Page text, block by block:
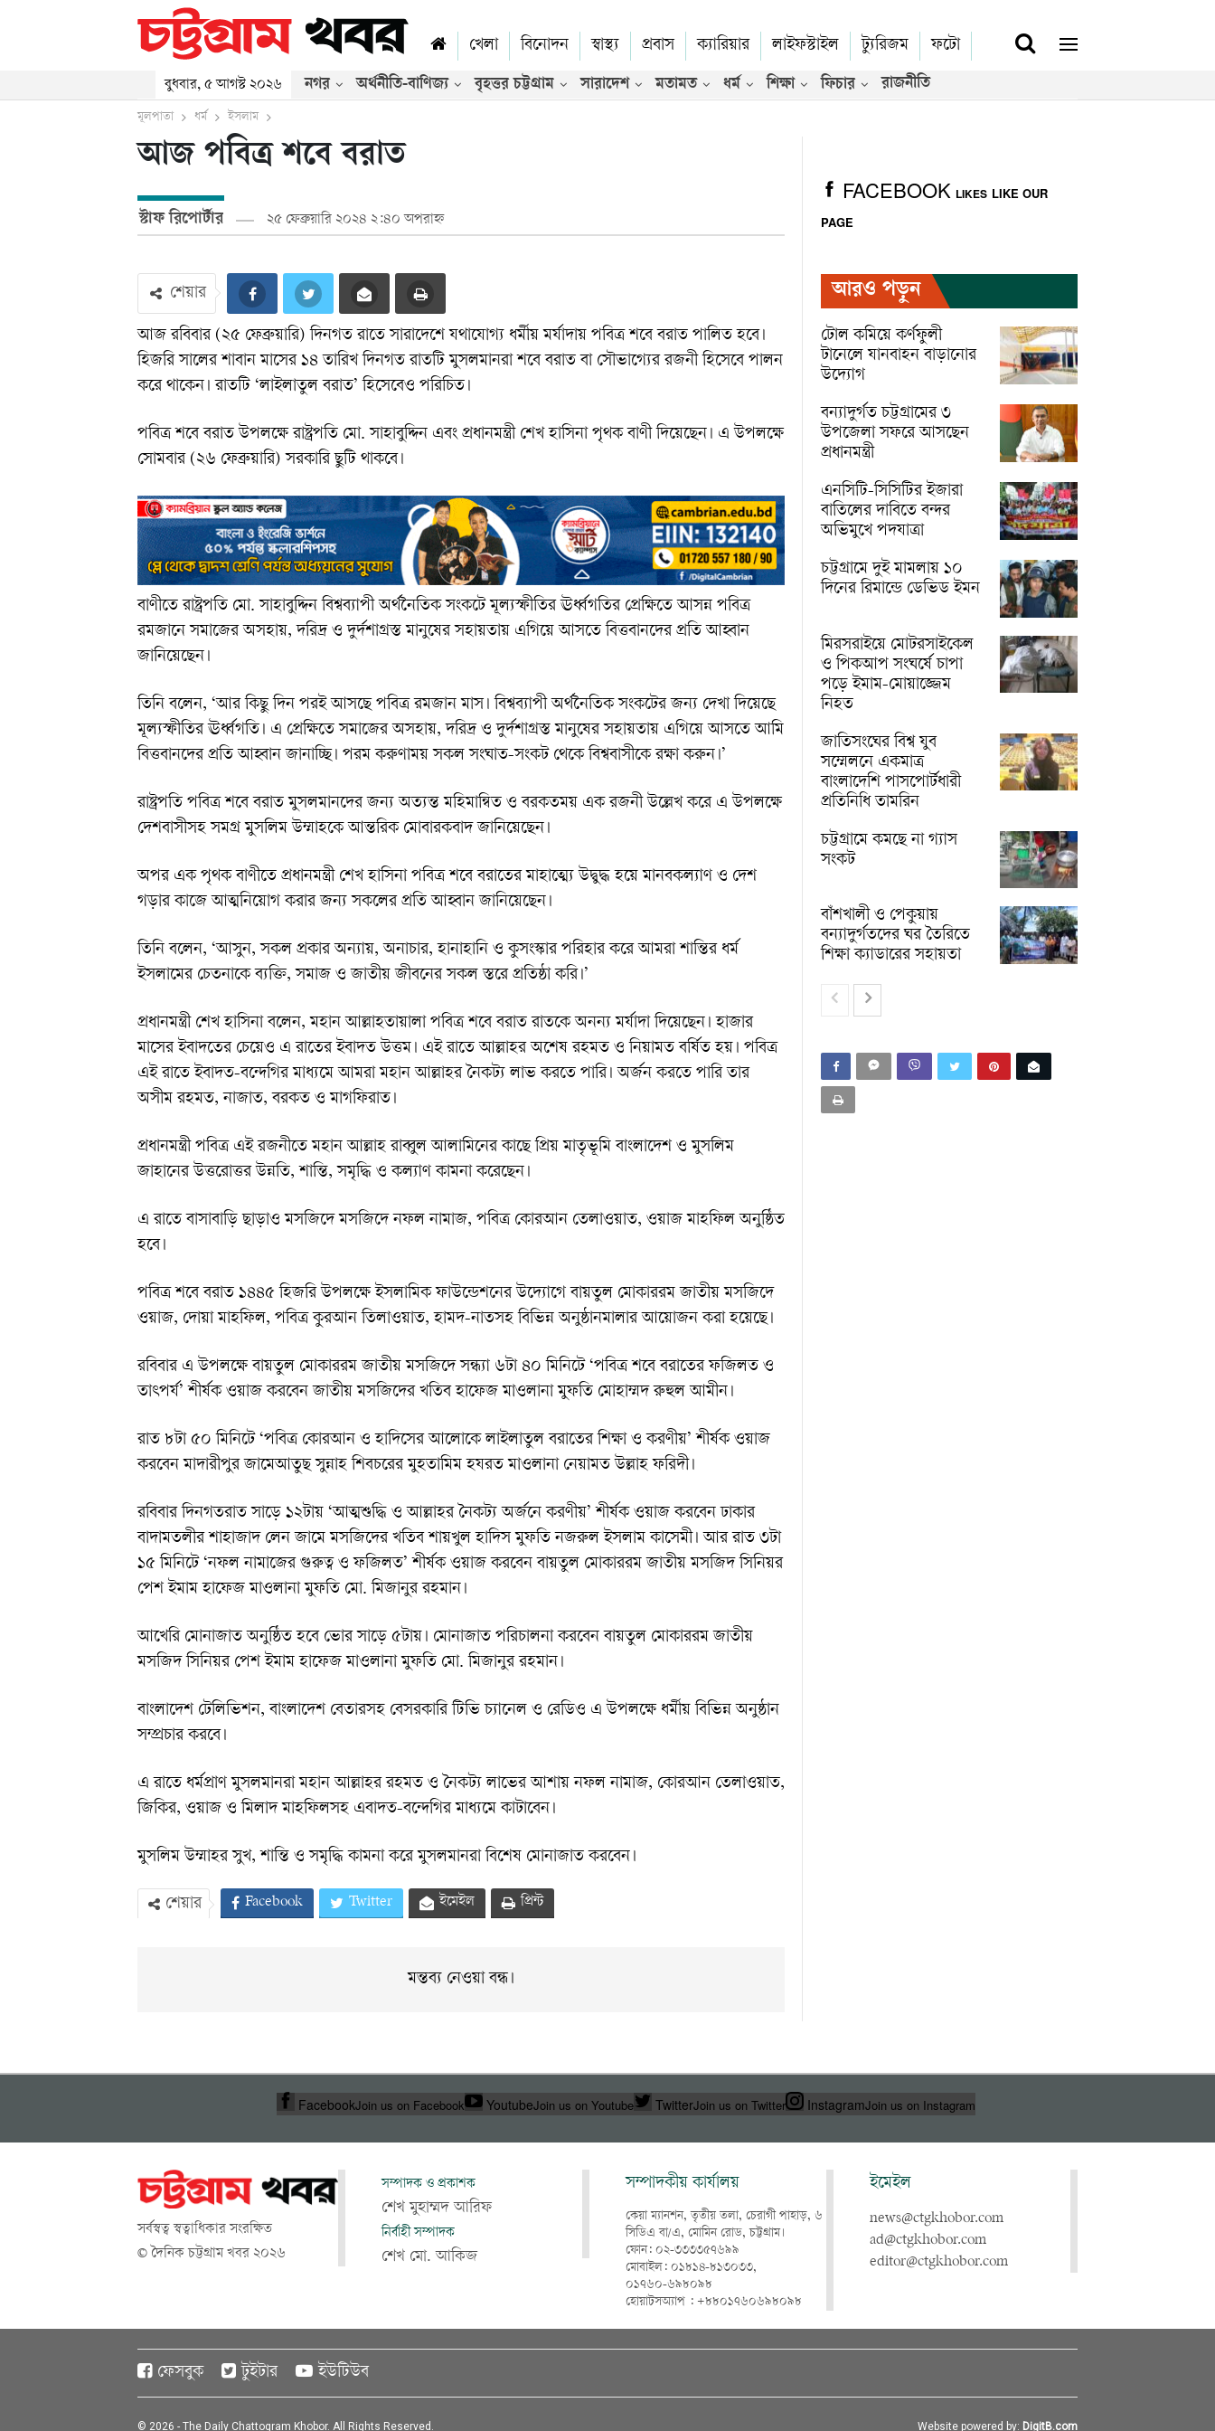
খেলা বিনোদন স্বাস্থ্য প্রবাস ক্যারিয়ার লাইফস্টাইল ট্যুরিজম ফটো
বুধবার, ৫ আগস্ট ২০২৬ নগর অর্থনীতি-বাণিজ্য বৃহত্তর চট্টগ্রাম সারাদেশ মতামত ধর্ম শিক্ষা ফিচার রাজনীতি
মূলপাতা ধর্ম ইসলাম
আজ পবিত্র শবে বরাত
স্টাফ রিপোর্টার ২৫ ফেব্রুয়ারি ২০২৪ ২:৪০ অপরাহ্ন
শেয়ার
আজ রবিবার (২৫ ফেব্রুয়ারি) দিনগত রাতে সারাদেশে যথাযোগ্য ধর্মীয় মর্যাদায় পবিত্র শবে বরাত পালিত হবে।
হিজরি সালের শাবান মাসের ১৪ তারিখ দিনগত রাতটি মুসলমানরা শবে বরাত বা সৌভাগ্যের রজনী হিসেবে পালন
করে থাকেন। রাতটি ‘লাইলাতুল বরাত’ হিসেবেও পরিচিত।
পবিত্র শবে বরাত উপলক্ষে রাষ্ট্রপতি মো. সাহাবুদ্দিন এবং প্রধানমন্ত্রী শেখ হাসিনা পৃথক বাণী দিয়েছেন। এ উপলক্ষে
সোমবার (২৬ ফেব্রুয়ারি) সরকারি ছুটি থাকবে।
বাণীতে রাষ্ট্রপতি মো. সাহাবুদ্দিন বিশ্বব্যাপী অর্থনৈতিক সংকটে মূল্যস্ফীতির ঊর্ধ্বগতির প্রেক্ষিতে আসন্ন পবিত্র
রমজানে সমাজের অসহায়, দরিদ্র ও দুর্দশাগ্রস্ত মানুষের সহায়তায় এগিয়ে আসতে বিত্তবানদের প্রতি আহ্বান
জানিয়েছেন।
তিনি বলেন, ‘আর কিছু দিন পরই আসছে পবিত্র রমজান মাস। বিশ্বব্যাপী অর্থনৈতিক সংকটের জন্য দেখা দিয়েছে
মূল্যস্ফীতির ঊর্ধ্বগতি। এ প্রেক্ষিতে সমাজের অসহায়, দরিদ্র ও দুর্দশাগ্রস্ত মানুষের সহায়তায় এগিয়ে আসতে আমি
বিত্তবানদের প্রতি আহ্বান জানাচ্ছি। পরম করুণাময় সকল সংঘাত-সংকট থেকে বিশ্ববাসীকে রক্ষা করুন।’
রাষ্ট্রপতি পবিত্র শবে বরাত মুসলমানদের জন্য অত্যন্ত মহিমান্বিত ও বরকতময় এক রজনী উল্লেখ করে এ উপলক্ষে
দেশবাসীসহ সমগ্র মুসলিম উম্মাহকে আন্তরিক মোবারকবাদ জানিয়েছেন।
অপর এক পৃথক বাণীতে প্রধানমন্ত্রী শেখ হাসিনা পবিত্র শবে বরাতের মাহাত্ম্যে উদ্বুদ্ধ হয়ে মানবকল্যাণ ও দেশ
গড়ার কাজে আত্মনিয়োগ করার জন্য সকলের প্রতি আহ্বান জানিয়েছেন।
তিনি বলেন, ‘আসুন, সকল প্রকার অন্যায়, অনাচার, হানাহানি ও কুসংস্কার পরিহার করে আমরা শান্তির ধর্ম
ইসলামের চেতনাকে ব্যক্তি, সমাজ ও জাতীয় জীবনের সকল স্তরে প্রতিষ্ঠা করি।’
প্রধানমন্ত্রী শেখ হাসিনা বলেন, মহান আল্লাহতায়ালা পবিত্র শবে বরাত রাতকে অনন্য মর্যাদা দিয়েছেন। হাজার
মাসের ইবাদতের চেয়েও এ রাতের ইবাদত উত্তম। এই রাতে আল্লাহর অশেষ রহমত ও নিয়ামত বর্ষিত হয়। পবিত্র
এই রাতে ইবাদত-বন্দেগির মাধ্যমে আমরা মহান আল্লাহর নৈকট্য লাভ করতে পারি। অর্জন করতে পারি তার
অসীম রহমত, নাজাত, বরকত ও মাগফিরাত।
প্রধানমন্ত্রী পবিত্র এই রজনীতে মহান আল্লাহ রাব্বুল আলামিনের কাছে প্রিয় মাতৃভূমি বাংলাদেশ ও মুসলিম
জাহানের উত্তরোত্তর উন্নতি, শান্তি, সমৃদ্ধি ও কল্যাণ কামনা করেছেন।
এ রাতে বাসাবাড়ি ছাড়াও মসজিদে মসজিদে নফল নামাজ, পবিত্র কোরআন তেলাওয়াত, ওয়াজ মাহফিল অনুষ্ঠিত
হবে।
পবিত্র শবে বরাত ১৪৪৫ হিজরি উপলক্ষে ইসলামিক ফাউন্ডেশনের উদ্যোগে বায়তুল মোকাররম জাতীয় মসজিদে
ওয়াজ, দোয়া মাহফিল, পবিত্র কুরআন তিলাওয়াত, হামদ-নাতসহ বিভিন্ন অনুষ্ঠানমালার আয়োজন করা হয়েছে।
রবিবার এ উপলক্ষে বায়তুল মোকাররম জাতীয় মসজিদে সন্ধ্যা ৬টা ৪০ মিনিটে ‘পবিত্র শবে বরাতের ফজিলত ও
তাৎপর্য’ শীর্ষক ওয়াজ করবেন জাতীয় মসজিদের খতিব হাফেজ মাওলানা মুফতি মোহাম্মদ রুহুল আমীন।
রাত ৮টা ৫০ মিনিটে ‘পবিত্র কোরআন ও হাদিসের আলোকে লাইলাতুল বরাতের শিক্ষা ও করণীয়’ শীর্ষক ওয়াজ
করবেন মাদারীপুর জামেআতুছ সুন্নাহ শিবচরের মুহতামিম হযরত মাওলানা নেয়ামত উল্লাহ ফরিদী।
রবিবার দিনগতরাত সাড়ে ১২টায় ‘আত্মশুদ্ধি ও আল্লাহর নৈকট্য অর্জনে করণীয়’ শীর্ষক ওয়াজ করবেন ঢাকার
বাদামতলীর শাহাজাদ লেন জামে মসজিদের খতিব শায়খুল হাদিস মুফতি নজরুল ইসলাম কাসেমী। আর রাত ৩টা
১৫ মিনিটে ‘নফল নামাজের গুরুত্ব ও ফজিলত’ শীর্ষক ওয়াজ করবেন বায়তুল মোকাররম জাতীয় মসজিদ সিনিয়র
পেশ ইমাম হাফেজ মাওলানা মুফতি মো. মিজানুর রহমান।
আখেরি মোনাজাত অনুষ্ঠিত হবে ভোর সাড়ে ৫টায়। মোনাজাত পরিচালনা করবেন বায়তুল মোকাররম জাতীয়
মসজিদ সিনিয়র পেশ ইমাম হাফেজ মাওলানা মুফতি মো. মিজানুর রহমান।
বাংলাদেশ টেলিভিশন, বাংলাদেশ বেতারসহ বেসরকারি টিভি চ্যানেল ও রেডিও এ উপলক্ষে ধর্মীয় বিভিন্ন অনুষ্ঠান
সম্প্রচার করবে।
এ রাতে ধর্মপ্রাণ মুসলমানরা মহান আল্লাহর রহমত ও নৈকট্য লাভের আশায় নফল নামাজ, কোরআন তেলাওয়াত,
জিকির, ওয়াজ ও মিলাদ মাহফিলসহ এবাদত-বন্দেগির মাধ্যমে কাটাবেন।
মুসলিম উম্মাহর সুখ, শান্তি ও সমৃদ্ধি কামনা করে মুসলমানরা বিশেষ মোনাজাত করবেন।
শেয়ার Facebook Twitter ইমেইল প্রিন্ট
মন্তব্য নেওয়া বন্ধ।
FACEBOOK LIKES LIKE OUR
PAGE
আরও পড়ুন
টোল কমিয়ে কর্ণফুলী
টানেলে যানবাহন বাড়ানোর
উদ্যোগ
বন্যাদুর্গত চট্টগ্রামের ৩
উপজেলা সফরে আসছেন
প্রধানমন্ত্রী
এনসিটি-সিসিটির ইজারা
বাতিলের দাবিতে বন্দর
অভিমুখে পদযাত্রা
চট্টগ্রামে দুই মামলায় ১০
দিনের রিমান্ডে ডেভিড ইমন
মিরসরাইয়ে মোটরসাইকেল
ও পিকআপ সংঘর্ষে চাপা
পড়ে ইমাম-মোয়াজ্জেম
নিহত
জাতিসংঘের বিশ্ব যুব
সম্মেলনে একমাত্র
বাংলাদেশি পাসপোর্টধারী
প্রতিনিধি তামরিন
চট্টগ্রামে কমছে না গ্যাস
সংকট
বাঁশখালী ও পেকুয়ায়
বন্যাদুর্গতদের ঘর তৈরিতে
শিক্ষা ক্যাডারের সহায়তা
FacebookJoin us on Facebook YoutubeJoin us on Youtube TwitterJoin us on Twitter InstagramJoin us on Instagram
সর্বস্বত্ব স্বত্বাধিকার সংরক্ষিত
© দৈনিক চট্টগ্রাম খবর ২০২৬
সম্পাদক ও প্রকাশক
শেখ মুহাম্মদ আরিফ
নির্বাহী সম্পাদক
শেখ মো. আকিজ
সম্পাদকীয় কার্যালয়
কেয়া ম্যানশন, তৃতীয় তলা, চেরাগী পাহাড়, ৬
সিডিএ বা/এ, মোমিন রোড, চট্টগ্রাম।
ফোন: ০২-৩৩৩৩৫৭৬৯৯
মোবাইল: ০১৮১৪-৮১৩০৩৩,
০১৭৬০-৬৯৮০৯৮
হোয়াটসঅ্যাপ : +৮৮০১৭৬০৬৯৮০৯৮
ইমেইল
news@ctgkhobor.com
ad@ctgkhobor.com
editor@ctgkhobor.com
ফেসবুক টুইটার ইউটিউব
© 2026 - The Daily Chattogram Khobor. All Rights Reserved. Website powered by: DigitB.com